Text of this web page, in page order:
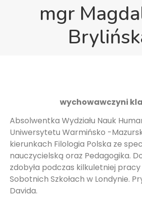
mgr
wychowawczyni
Absolwentka Wydziału Nauk
Uniwersytetu Warmińsko -
kierunkach Filologia Polska ze
nauczycielską oraz Pedagogika.
zdobyła podczas kilkuletniej
Sobotnich Szkołach w Londynie.
Davida.